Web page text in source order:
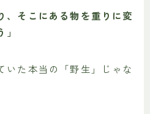
、そこにある物を重りに変
いた本当の「野生」じゃな